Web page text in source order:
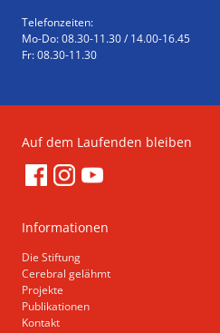
Telefonzeiten:
Mo-Do: 08.30-11.30 / 14.00-16.45
Fr: 08.30-11.30
Auf dem Laufenden bleiben
Informationen
Die Stiftung
Cerebral gelähmt
Projekte
Publikationen
Kontakt